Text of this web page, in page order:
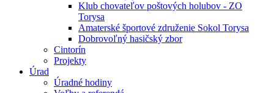
Klub chovateľov poštových holubov - ZO
Torysa
Amaterské športové združenie Sokol Torysa
Dobrovoľný hasičský zbor
Cintorín
Projekty
Úrad
Úradné hodiny